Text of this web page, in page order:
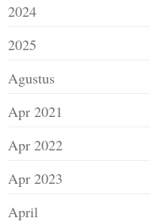
2024
2025
Agustus
Apr 2021
Apr 2022
Apr 2023
April